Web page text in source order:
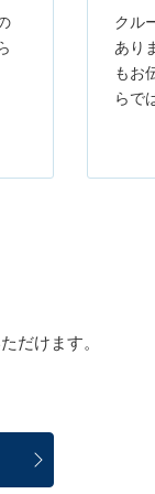
クル
あり
もお
らで
だけます。